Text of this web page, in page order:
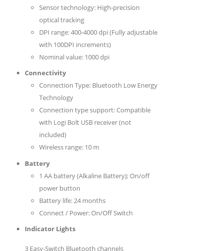
Sensor technology: High-precision
optical tracking
DPI range: 400-4000 dpi (Fully adjustable
with 100DPI increments)
Nominal value: 1000 dpi
Connectivity
Connection Type: Bluetooth Low Energy
Technology
Connection type support: Compatible
with Logi Bolt USB receiver (not
included)
Wireless range: 10 m
Battery
1 AA battery (Alkaline Battery); On/off
power button
Battery life: 24 months
Connect / Power: On/Off Switch
Indicator Lights
3 Easy-Switch Bluetooth channels